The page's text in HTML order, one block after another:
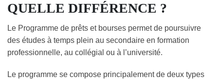
QUELLE DIFFÉRENCE ?
Le Programme de prêts et bourses permet de poursuivre
des études à temps plein au secondaire en formation
professionnelle, au collégial ou à l’université.
Le programme se compose principalement de deux types